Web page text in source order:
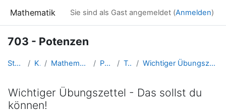
Mathematik Sie sind als Gast angemeldet (Anmelden)
703 - Potenzen
Startseite Kurse Mathematik 7. Schulstufe Potenzen Topic 3 Wichtiger Übungszettel - Das sollst du können!
Wichtiger Übungszettel - Das sollst du
können!